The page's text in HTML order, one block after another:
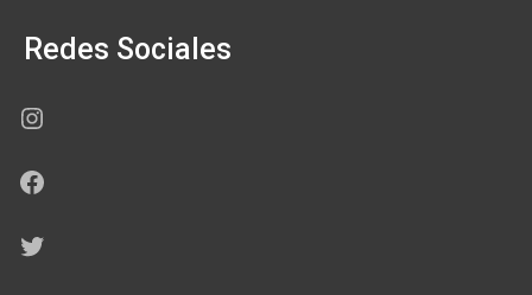
Redes Sociales
Instagram
Facebook
Twitter